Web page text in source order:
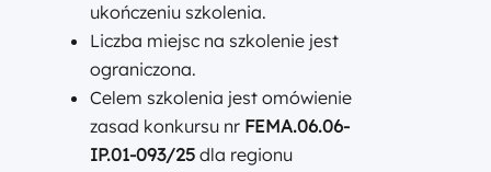
ukończeniu szkolenia.
Liczba miejsc na szkolenie jest
ograniczona.
Celem szkolenia jest omówienie
zasad konkursu nr FEMA.06.06-
IP.01-093/25 dla regionu